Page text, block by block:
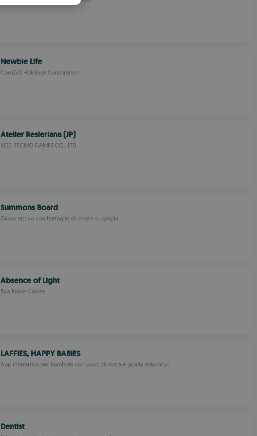
Newbie Life
Com2uS Holdings Corporation
Atelier Resleriana (JP)
KOEI TECMO GAMES CO., LTD.
Summons Board
Gioco tattico con battaglie di mostri su griglia
Absence of Light
Boa Noite Games
LAFFIES, HAPPY BABIES
App interattiva per bambole con punti di risata e giochi educativi
Dentist
SPANISH